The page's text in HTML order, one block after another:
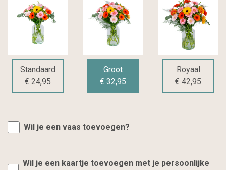
Standaard
€ 24,95
Groot
€ 32,95
Royaal
€ 42,95
Wil je een vaas toevoegen?
Wil je een kaartje toevoegen met je persoonlijke